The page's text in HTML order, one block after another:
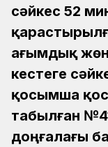
сәйкес 52
ағымдық
кестеге
қосымша
табылған
доңғалағы